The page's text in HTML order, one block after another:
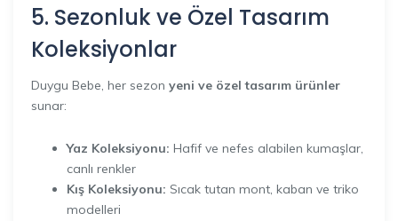
5. Sezonluk ve Özel Tasarım
Koleksiyonlar
Duygu Bebe, her sezon yeni ve özel tasarım ürünler
sunar:
Yaz Koleksiyonu: Hafif ve nefes alabilen kumaşlar,
canlı renkler
Kış Koleksiyonu: Sıcak tutan mont, kaban ve triko
modelleri